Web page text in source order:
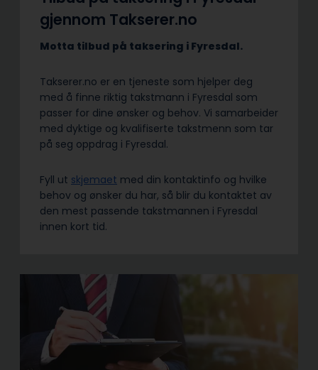
gjennom Takserer.no
Motta tilbud på taksering i Fyresdal.
Takserer.no er en tjeneste som hjelper deg
med å finne riktig takstmann i Fyresdal som
passer for dine ønsker og behov. Vi samarbeider
med dyktige og kvalifiserte takstmenn som tar
på seg oppdrag i Fyresdal.
Fyll ut skjemaet med din kontaktinfo og hvilke
behov og ønsker du har, så blir du kontaktet av
den mest passende takstmannen i Fyresdal
innen kort tid.